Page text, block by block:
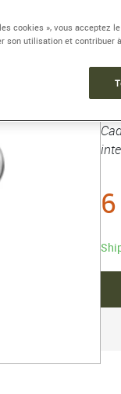
cookies », vous acceptez
son utilisation et contribuer